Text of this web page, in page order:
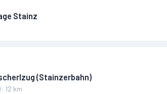
Stainz
(Stainzerbahn)
· 12 km